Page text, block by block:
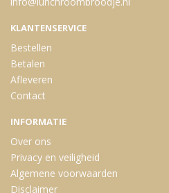
KLANTENSERVICE
Bestellen
Betalen
Afleveren
Contact
INFORMATIE
Over ons
Privacy en veiligheid
Algemene voorwaarden
Disclaimer